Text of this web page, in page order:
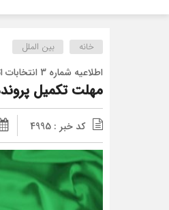
خانه بین الملل
اطلاعیه شماره 3 انتخابات اتاق مشترک ایران و امارات
مهلت تکمیل پرونده
کد خبر : 4995